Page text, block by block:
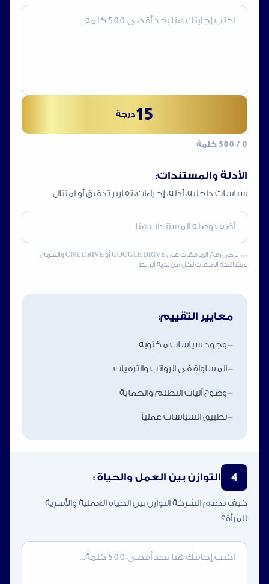
15درجة
0 / 500 كلمة
الأدلة والمستندات:
سياسات داخلية، أدلة، إجراءات، تقارير تدقيق أو امتثال
*** يرجى رفع المرفقات على GOOGLE DRIVE أو ONE DRIVE والسماح
بمشاهدة الملفات لكل من لديه الرابط
معايير التقييم:
-وجود سياسات مكتوبة
-المساواة في الرواتب والترقيات
-وضوح آليات التظلم والحماية
-تطبيق السياسات عملياً
4 التوازن بين العمل والحياة :
كيف تدعم الشركة التوازن بين الحياة العملية والأسرية
للمرأة؟